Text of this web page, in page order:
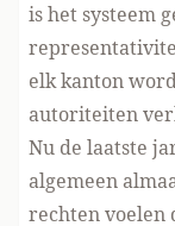
is het systeem
elk kanton
autoriteiten
Nu de laatste
algemeen
rechten voelen